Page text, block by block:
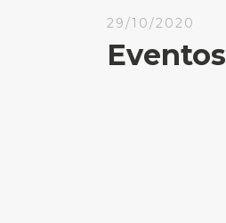
29/10/2020
Eventos